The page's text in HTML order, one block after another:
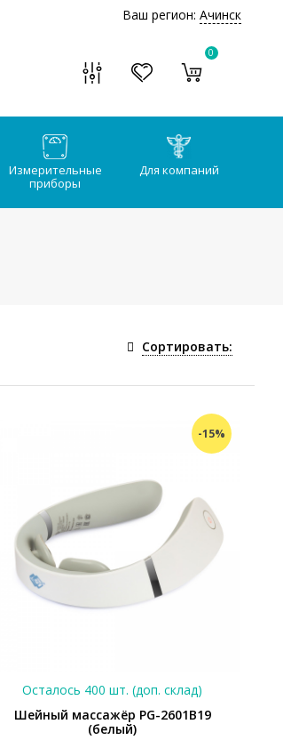
Ваш регион: Ачинск
0
Измерительные
приборы
Для компаний
Сортировать:
-15%
Осталось 400 шт. (доп. склад)
Шейный массажёр PG-2601B19
(белый)